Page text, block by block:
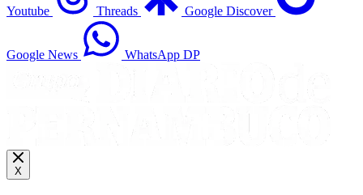
Youtube Threads Google Discover
Google News WhatsApp DP
X